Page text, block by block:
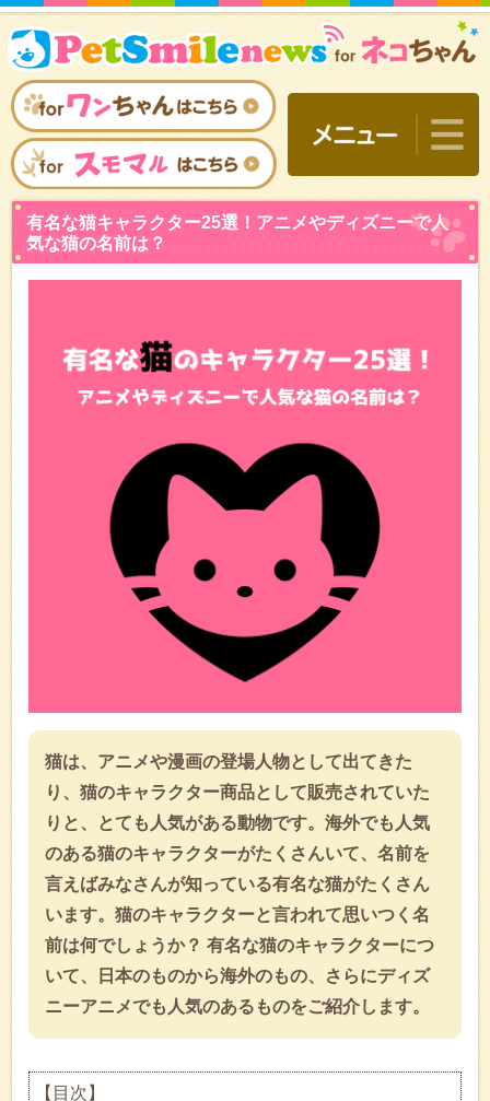
有名な猫キャラクター25
気な猫の名前は？
猫は、アニメや漫画の登場人物として出てきた
り、猫のキャラクター商品として販売されていた
りと、とても人気がある動物です。海外でも人気
のある猫のキャラクターがたくさんいて、名前を
言えばみなさんが知っている有名な猫がたくさん
います。猫のキャラクターと言われて思いつく名
前は何でしょうか？ 有名な猫のキャラクターにつ
いて、日本のものから海外のもの、さらにディズ
ニーアニメでも人気のあるものをご紹介します。
【目次】